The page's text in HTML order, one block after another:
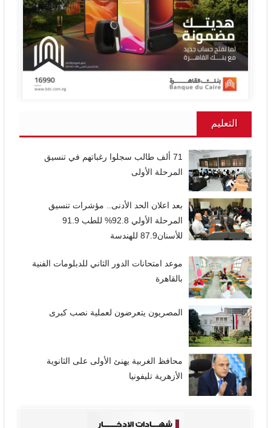
التعليم
71 ألف طالب سجلوا رغباتهم في تنسيق
المرحلة الأولى
بعد اعلان الحد الأدنى.. مؤشرات تنسيق
المرحلة الأولي 92.8% للطب 91.9
للأسنان87.9 للهندسة
موعد امتحانات الدور الثاني للدبلومات الفنية
بالقاهرة
المصريون يتعرضون لعملية نصب كبرى
محافظ الغربية يهنئ الأولى على الثانوية
الأزهرية تليفونيا